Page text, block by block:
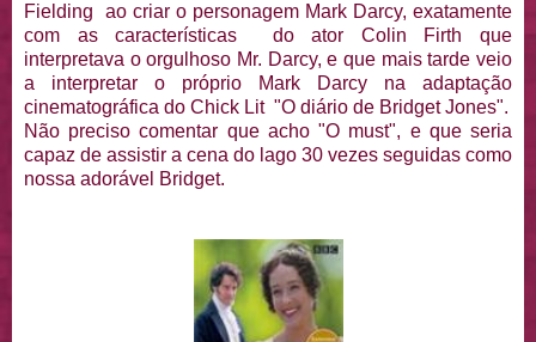
Fielding ao criar o personagem Mark Darcy, exatamente
com as características do ator Colin Firth que
interpretava o orgulhoso Mr. Darcy, e que mais tarde veio
a interpretar o próprio Mark Darcy na adaptação
cinematográfica do Chick Lit "O diário de Bridget Jones".
Não preciso comentar que acho "O must", e que seria
capaz de assistir a cena do lago 30 vezes seguidas como
nossa adorável Bridget.